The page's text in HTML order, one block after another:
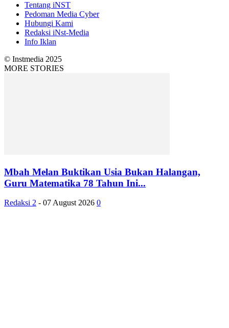
Tentang iNST
Pedoman Media Cyber
Hubungi Kami
Redaksi iNst-Media
Info Iklan
© Instmedia 2025
MORE STORIES
Mbah Melan Buktikan Usia Bukan Halangan,
Guru Matematika 78 Tahun Ini...
Redaksi 2 - 07 August 2026 0